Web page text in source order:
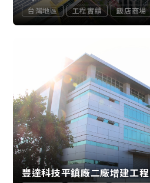
台灣地區 工程實績 飯店商場
豐達科技平鎮廠二廠增建工程